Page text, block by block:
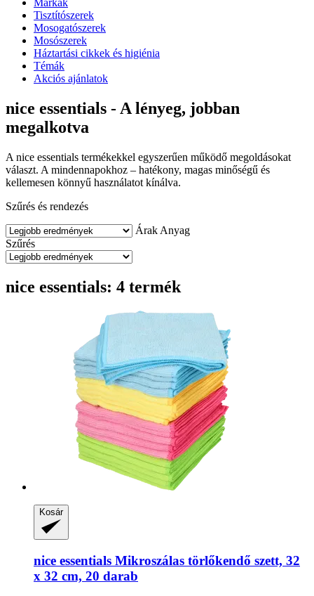
Márkák
Tisztítószerek
Mosogatószerek
Mosószerek
Háztartási cikkek és higiénia
Témák
Akciós ajánlatok
nice essentials - A lényeg, jobban
megalkotva
A nice essentials termékekkel egyszerűen működő megoldásokat
választ. A mindennapokhoz – hatékony, magas minőségű és
kellemesen könnyű használatot kínálva.
Szűrés és rendezés
Árak Anyag
Szűrés
nice essentials: 4 termék
Kosár
nice essentials Mikroszálas törlőkendő szett, 32
x 32 cm, 20 darab